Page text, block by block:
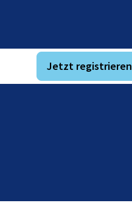
Jetzt registrieren